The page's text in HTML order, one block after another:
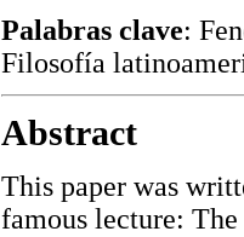
Palabras clave:
Filosofía
Abstract
This paper was
famous lecture: